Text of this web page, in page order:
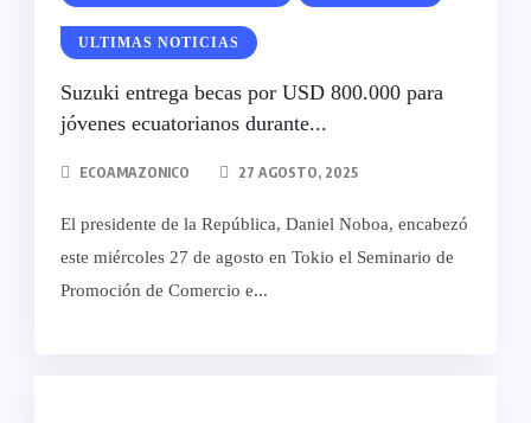
ULTIMAS NOTICIAS
Suzuki entrega becas por USD 800.000 para
jóvenes ecuatorianos durante...
ECOAMAZONICO 27 AGOSTO, 2025
El presidente de la República, Daniel Noboa, encabezó
este miércoles 27 de agosto en Tokio el Seminario de
Promoción de Comercio e...